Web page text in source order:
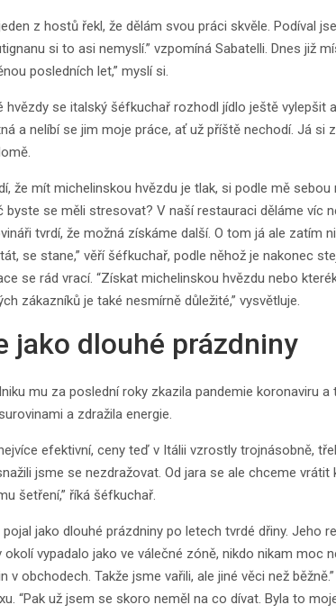
z hostů řekl, že dělám svou práci skvěle. Podíval
si to asi nemyslí.” vzpomíná Sabatelli. Dnes již
posledních let,” myslí si.
hvězdy se italský šéfkuchař rozhodl jídlo ještě vylepšit
a nelíbí se jim moje práce, ať už příště nechodí. Já si
že mít michelinskou hvězdu je tlak, si podle mě
se měli stresovat? V naší restauraci děláme víc
tvrdí, že možná získáme další. O tom já ale zatím
se stane,” věří šéfkuchař, podle něhož je nakonec
se rád vrací. “Získat michelinskou hvězdu nebo
zákazníků je také nesmírně důležité,” vysvětluje.
jako dlouhé prázdniny
mu za poslední roky zkazila pandemie koronaviru a
a zdražila energie.
efektivní, ceny teď v Itálii vzrostly trojnásobně,
jsme se nezdražovat. Od jara se ale chceme
šetření,” říká šéfkuchař.
pojal jako dlouhé prázdniny po letech tvrdé dřiny. Jeho
okolí vypadalo jako ve válečné zóně, nikdo nikam moc
v obchodech. Takže jsme vařili, ale jiné věci než
“Pak už jsem se skoro neměl na co dívat. Byla to